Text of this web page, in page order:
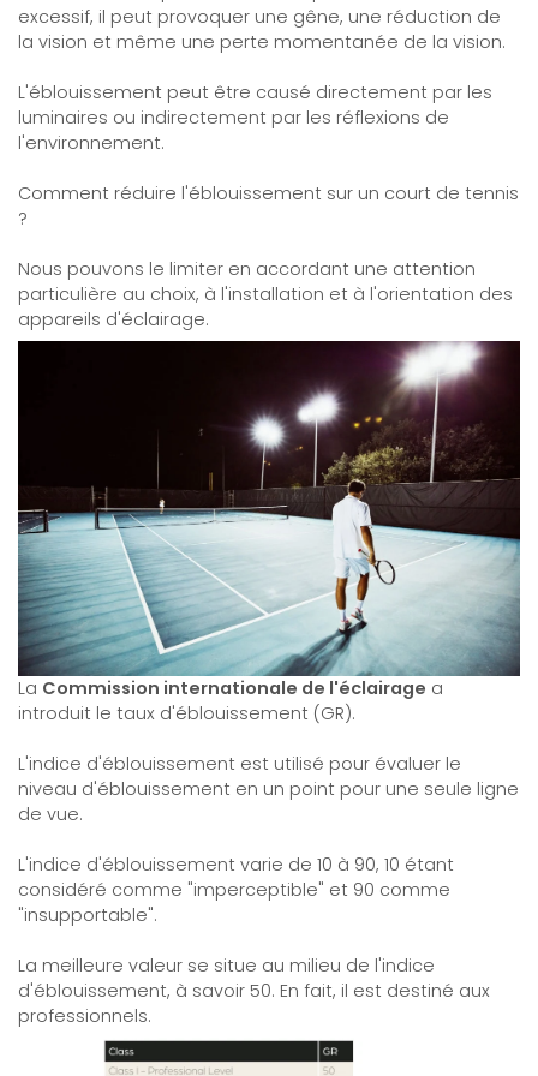
excessif, il peut provoquer une gêne, une réduction de
la vision et même une perte momentanée de la vision.
L'éblouissement peut être causé directement par les
luminaires ou indirectement par les réflexions de
l'environnement.
Comment réduire l'éblouissement sur un court de tennis
?
Nous pouvons le limiter en accordant une attention
particulière au choix, à l'installation et à l'orientation des
appareils d'éclairage.
La Commission internationale de l'éclairage a
introduit le taux d'éblouissement (GR).
L'indice d'éblouissement est utilisé pour évaluer le
niveau d'éblouissement en un point pour une seule ligne
de vue.
L'indice d'éblouissement varie de 10 à 90, 10 étant
considéré comme "imperceptible" et 90 comme
"insupportable".
La meilleure valeur se situe au milieu de l'indice
d'éblouissement, à savoir 50. En fait, il est destiné aux
professionnels.